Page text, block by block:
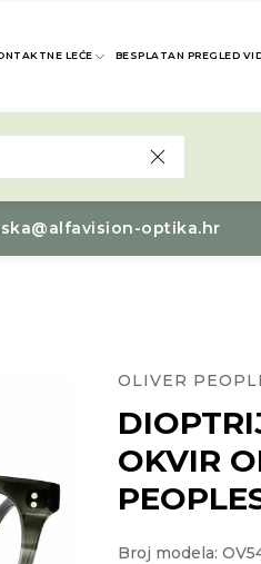
LEĆE BESPLATAN PREGLED
optika.hr
OLIVER
OKVIR
Broj modela: